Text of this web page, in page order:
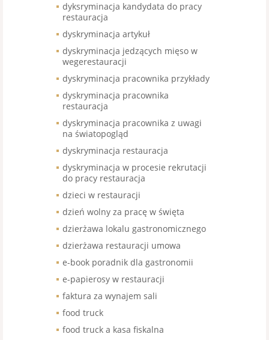
dyksryminacja kandydata do pracy
restauracja
dyskryminacja artykuł
dyskryminacja jedzących mięso w
wegerestauracji
dyskryminacja pracownika przykłady
dyskryminacja pracownika
restauracja
dyskryminacja pracownika z uwagi
na światopogląd
dyskryminacja restauracja
dyskryminacja w procesie rekrutacji
do pracy restauracja
dzieci w restauracji
dzień wolny za pracę w święta
dzierżawa lokalu gastronomicznego
dzierżawa restauracji umowa
e-book poradnik dla gastronomii
e-papierosy w restauracji
faktura za wynajem sali
food truck
food truck a kasa fiskalna